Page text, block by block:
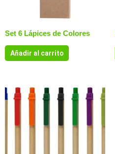
Set 6 Lápices de Colores
Añadir al carrito